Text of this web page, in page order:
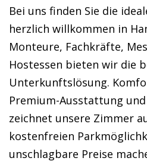
Bei uns finden Sie die
herzlich willkommen in
Monteure, Fachkräfte,
Hostessen bieten wir die
Unterkunftslösung.
Premium-Ausstattung
zeichnet unsere Zimmer
kostenfreien
unschlagbare Preise